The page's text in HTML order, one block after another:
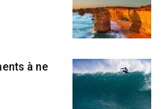
à ne